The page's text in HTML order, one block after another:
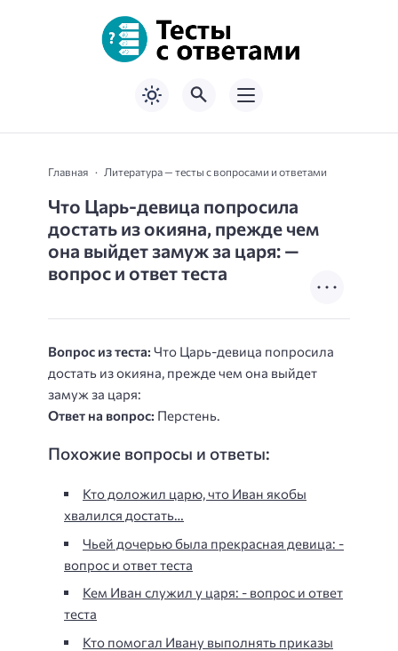
Главная Литература — тесты с вопросами и ответами
Что Царь-девица попросила
достать из окияна, прежде чем
она выйдет замуж за царя: —
вопрос и ответ теста
Вопрос из теста: Что Царь-девица попросила
достать из окияна, прежде чем она выйдет
замуж за царя:
Ответ на вопрос: Перстень.
Похожие вопросы и ответы:
Кто доложил царю, что Иван якобы
хвалился достать…
Чьей дочерью была прекрасная девица: -
вопрос и ответ теста
Кем Иван служил у царя: - вопрос и ответ
теста
Кто помогал Ивану выполнять приказы